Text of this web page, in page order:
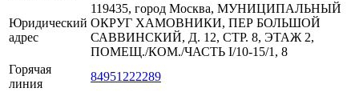
Юридический
адрес
119435, город Москва, МУНИЦИПАЛЬНЫЙ
ОКРУГ ХАМОВНИКИ, ПЕР БОЛЬШОЙ
САВВИНСКИЙ, Д. 12, СТР. 8, ЭТАЖ 2,
ПОМЕЩ./КОМ./ЧАСТЬ I/10-15/1, 8
Горячая
линия
84951222289